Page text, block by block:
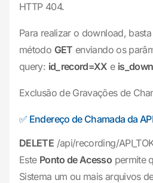
HTTP 404.
Para realizar o download,
método GET enviando os
query: id_record=XX e
Exclusão de Gravações de
✅ Endereço de Chamada da API
DELETE /api/recording/
Este Ponto de Acesso permite
Sistema um ou mais arquivos